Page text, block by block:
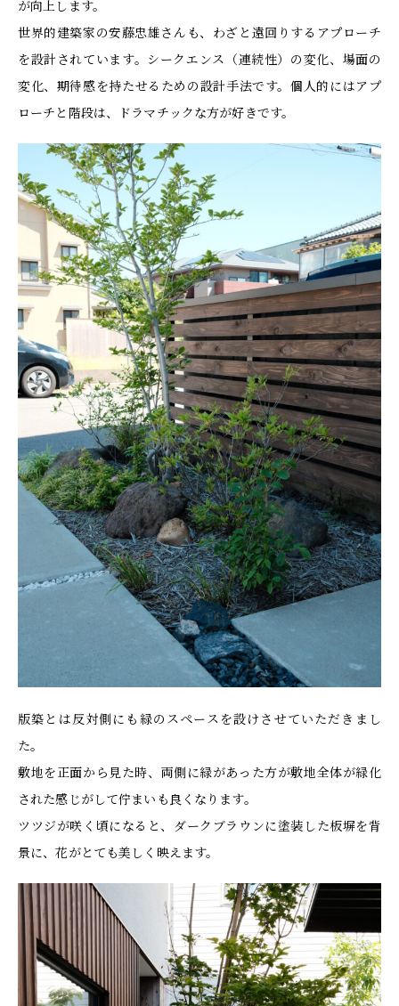
が向上します。
世界的建築家の安藤忠雄さんも、わざと遠回りするアプローチ
を設計されています。シークエンス（連続性）の変化、場面の
変化、期待感を持たせるための設計手法です。個人的にはアプ
ローチと階段は、ドラマチックな方が好きです。
版築とは反対側にも緑のスペースを設けさせていただきまし
た。
敷地を正面から見た時、両側に緑があった方が敷地全体が緑化
された感じがして佇まいも良くなります。
ツツジが咲く頃になると、ダークブラウンに塗装した板塀を背
景に、花がとても美しく映えます。